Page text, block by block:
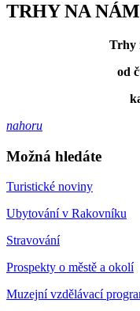
TRHY NA
Trhy
od
nahoru
Možná hledáte
Turistické noviny
Ubytování v Rakovníku
Stravování
Prospekty o městě a okolí
Muzejní vzdělávací